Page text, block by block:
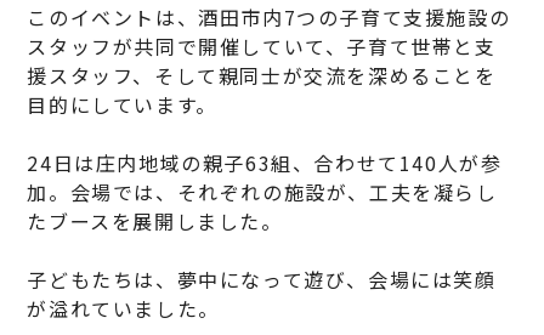
このイベントは、酒田市内7つの子育て支援施設の
スタッフが共同で開催していて、子育て世帯と支
援スタッフ、そして親同士が交流を深めることを
目的にしています。
24日は庄内地域の親子63組、合わせて140人が参
加。会場では、それぞれの施設が、工夫を凝らし
たブースを展開しました。
子どもたちは、夢中になって遊び、会場には笑顔
が溢れていました。